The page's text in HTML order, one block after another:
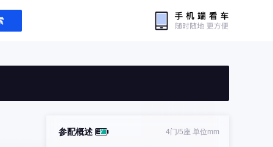
参配概述 4门/5座 单位mm